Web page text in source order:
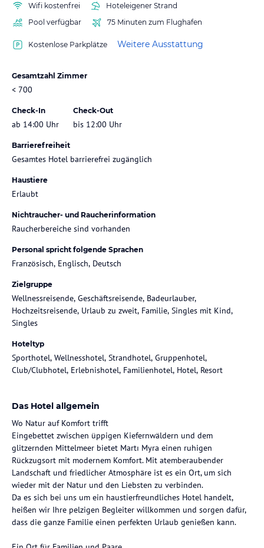
Wifi kostenfrei
Hoteleigener Strand
Pool verfügbar
75 Minuten zum Flughafen
Kostenlose Parkplätze Weitere Ausstattung
Gesamtzahl Zimmer
< 700
Check-In
ab 14:00 Uhr
Check-Out
bis 12:00 Uhr
Barrierefreiheit
Gesamtes Hotel barrierefrei zugänglich
Haustiere
Erlaubt
Nichtraucher- und Raucherinformation
Raucherbereiche sind vorhanden
Personal spricht folgende Sprachen
Französisch, Englisch, Deutsch
Zielgruppe
Wellnessreisende, Geschäftsreisende, Badeurlauber,
Hochzeitsreisende, Urlaub zu zweit, Familie, Singles mit Kind,
Singles
Hoteltyp
Sporthotel, Wellnesshotel, Strandhotel, Gruppenhotel,
Club/Clubhotel, Erlebnishotel, Familienhotel, Hotel, Resort
Das Hotel allgemein
Wo Natur auf Komfort trifft
Eingebettet zwischen üppigen Kiefernwäldern und dem
glitzernden Mittelmeer bietet Martı Myra einen ruhigen
Rückzugsort mit modernem Komfort. Mit atemberaubender
Landschaft und friedlicher Atmosphäre ist es ein Ort, um sich
wieder mit der Natur und den Liebsten zu verbinden.
Da es sich bei uns um ein haustierfreundliches Hotel handelt,
heißen wir Ihre pelzigen Begleiter willkommen und sorgen dafür,
dass die ganze Familie einen perfekten Urlaub genießen kann.